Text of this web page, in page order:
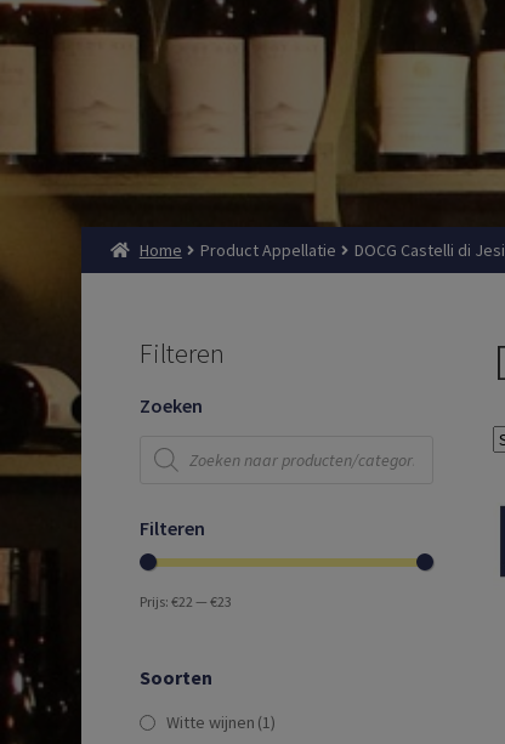
Home Product Appellatie DOCG Castelli di
Filteren
Zoeken
Producten
zoeken
Filteren
Prijs:€22 —€23
Soorten
Witte wijnen (1)